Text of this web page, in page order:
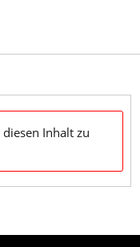
Inhalt zu